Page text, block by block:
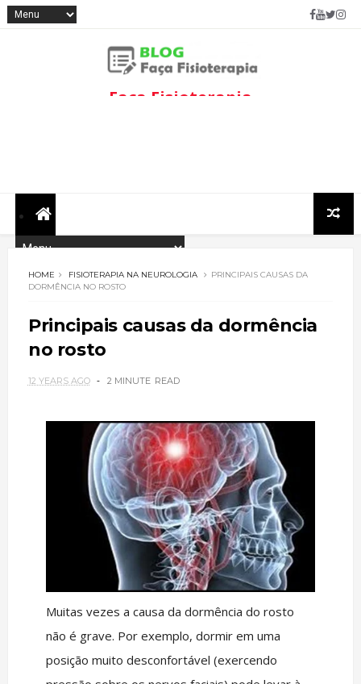
Faça Fisioterapia
HOME FISIOTERAPIA NA NEUROLOGIA
PRINCIPAIS CAUSAS DA
DORMÊNCIA NO ROSTO
Principais causas da dormência
no rosto
12 YEARS AGO 2 MINUTE READ
Muitas vezes a causa da dormência do rosto
não é grave. Por exemplo, dormir em uma
posição muito desconfortável (exercendo